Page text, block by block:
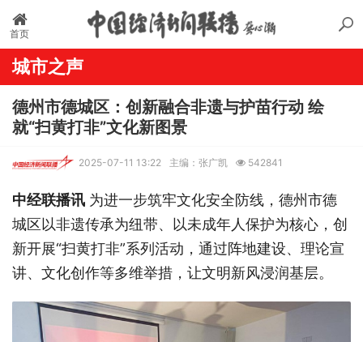
首页
城市之声
德州市德城区：创新融合非遗与护苗行动 绘
就“扫黄打非”文化新图景
2025-07-11 13:22 主编：张广凯 542841
中经联播讯 为进一步筑牢文化安全防线，德州市德
城区以非遗传承为纽带、以未成年人保护为核心，创
新开展“扫黄打非”系列活动，通过阵地建设、理论宣
讲、文化创作等多维举措，让文明新风浸润基层。